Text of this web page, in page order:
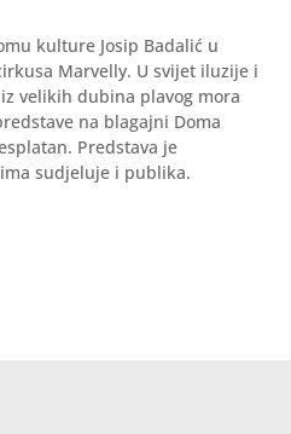
kulture Josip Badalić u
Marvelly. U svijet iluzije i
velikih dubina plavog mora
na blagajni Doma
Predstava je
sudjeluje i publika.